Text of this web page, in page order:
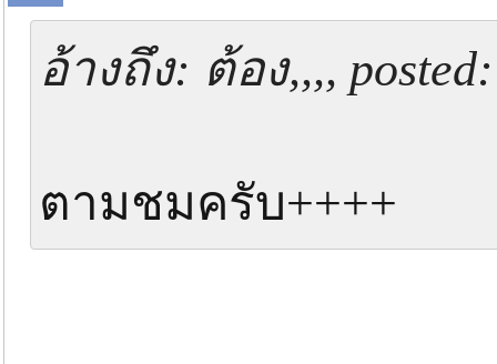
อ้างถึง: ต้อง,,,,
ตามชมครับ++++